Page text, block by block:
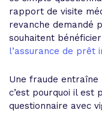
rapport de visite
revanche demandé
souhaitent
l’assurance de prêt
Une fraude entraîne
c’est pourquoi il est
questionnaire avec